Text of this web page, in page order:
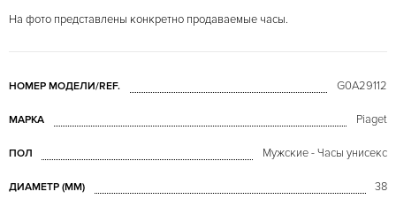
На фото представлены конкретно продаваемые часы.
НОМЕР МОДЕЛИ/REF. G0A29112
МАРКА Piaget
ПОЛ Мужские - Часы унисекс
ДИАМЕТР (MM) 38